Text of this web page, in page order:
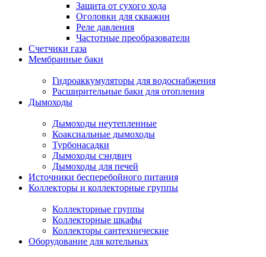
Защита от сухого хода
Оголовки для скважин
Реле давления
Частотные преобразователи
Счетчики газа
Мембранные баки
Гидроаккумуляторы для водоснабжения
Расширительные баки для отопления
Дымоходы
Дымоходы неутепленные
Коаксиальные дымоходы
Турбонасадки
Дымоходы сэндвич
Дымоходы для печей
Источники бесперебойного питания
Коллекторы и коллекторные группы
Коллекторные группы
Коллекторные шкафы
Коллекторы сантехнические
Оборудование для котельных